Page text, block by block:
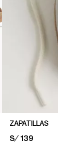
ZAPATILLAS
PRICE:
S/ 139